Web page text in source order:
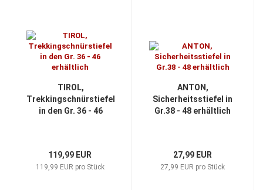
TIROL,
Trekkingschnürstiefel
in den Gr. 36 - 46
119,99 EUR
119,99 EUR pro Stück
ANTON,
Sicherheitsstiefel in
Gr.38 - 48 erhältlich
27,99 EUR
27,99 EUR pro Stück